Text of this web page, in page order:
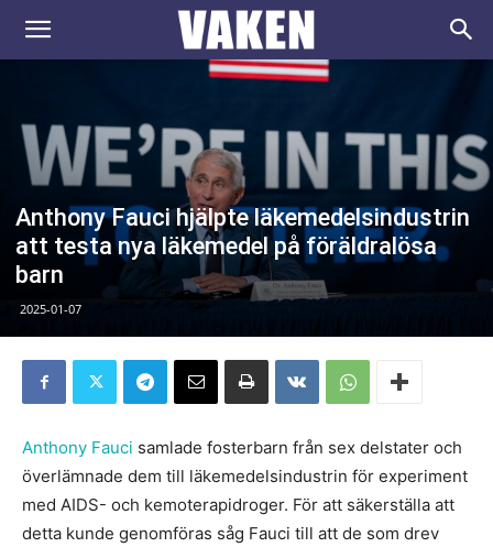
VAKEN.se
Anthony Fauci hjälpte läkemedelsindustrin
att testa nya läkemedel på föräldralösa
barn
2025-01-07
Anthony Fauci samlade fosterbarn från sex delstater och
överlämnade dem till läkemedelsindustrin för experiment
med AIDS- och kemoterapidroger. För att säkerställa att
detta kunde genomföras såg Fauci till att de som drev